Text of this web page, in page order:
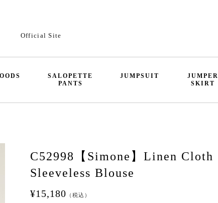
Official Site
SALOPETTE
PANTS
JUMPSUIT
JUMPER
SKIRT
C52998【Simone】Linen Cloth
Sleeveless Blouse
¥15,180 （税込）